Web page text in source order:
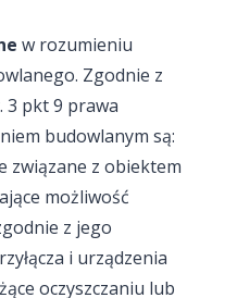
w rozumieniu
Zgodnie z
3 pkt 9 prawa
budowlanym są:
związane z obiektem
możliwość
z jego
i urządzenia
oczyszczaniu lub